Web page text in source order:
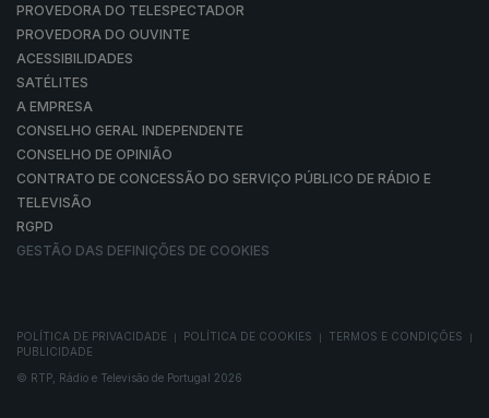
PROVEDORA DO TELESPECTADOR
PROVEDORA DO OUVINTE
ACESSIBILIDADES
SATÉLITES
A EMPRESA
CONSELHO GERAL INDEPENDENTE
CONSELHO DE OPINIÃO
CONTRATO DE CONCESSÃO DO SERVIÇO PÚBLICO DE RÁDIO E
TELEVISÃO
RGPD
GESTÃO DAS DEFINIÇÕES DE COOKIES
POLÍTICA DE PRIVACIDADE POLÍTICA DE COOKIES TERMOS E CONDIÇÕES
PUBLICIDADE
© RTP, Rádio e Televisão de Portugal 2026